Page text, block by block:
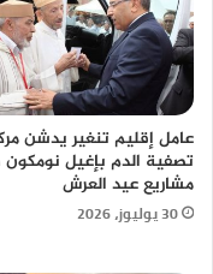
عامل إقليم تنغير يدشن
تصفية الدم بإغيل
مشاريع عيد العرش
30 يوليوز، 2026